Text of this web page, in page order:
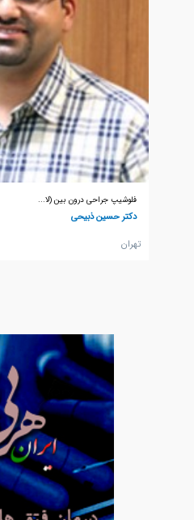
فلوشیپ جراحی درون بین (لا...
دکتر حسین ذبیحی
تهران